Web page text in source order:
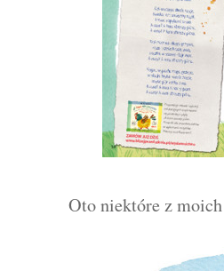
Oto niektóre z